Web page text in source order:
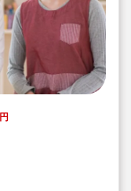
円